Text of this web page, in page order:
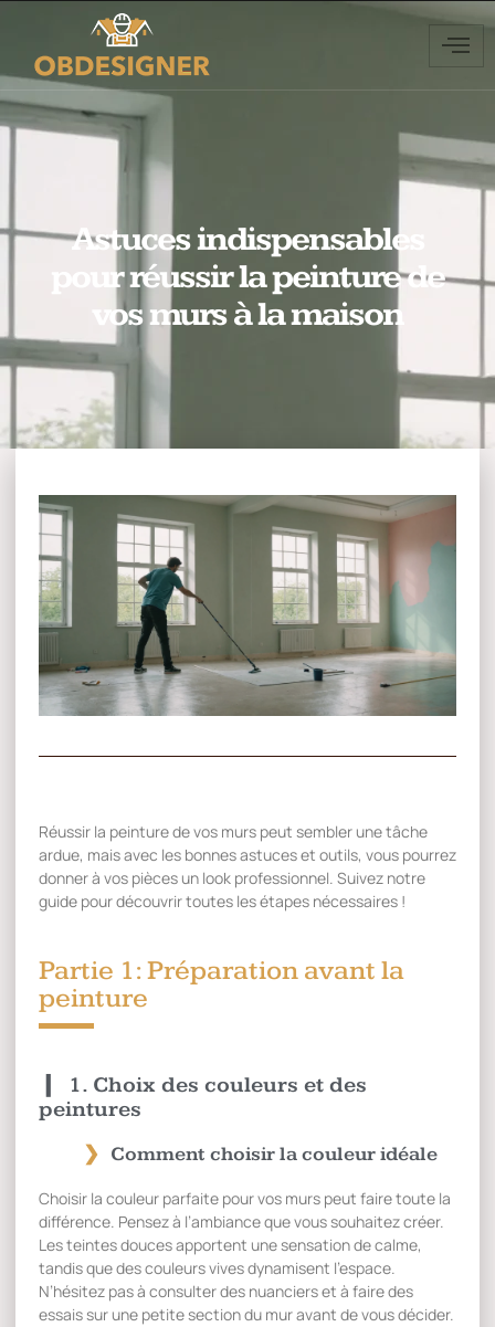
Astuces indispensables
pour réussir la peinture de
vos murs à la maison
Réussir la peinture de vos murs peut sembler une tâche
ardue, mais avec les bonnes astuces et outils, vous pourrez
donner à vos pièces un look professionnel. Suivez notre
guide pour découvrir toutes les étapes nécessaires !
Partie 1: Préparation avant la
peinture
1. Choix des couleurs et des
peintures
Comment choisir la couleur idéale
Choisir la couleur parfaite pour vos murs peut faire toute la
différence. Pensez à l’ambiance que vous souhaitez créer.
Les teintes douces apportent une sensation de calme,
tandis que des couleurs vives dynamisent l’espace.
N’hésitez pas à consulter des nuanciers et à faire des
essais sur une petite section du mur avant de vous décider.